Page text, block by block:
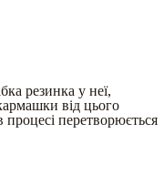
резинка у неї,
від цього
процесі перетворюється